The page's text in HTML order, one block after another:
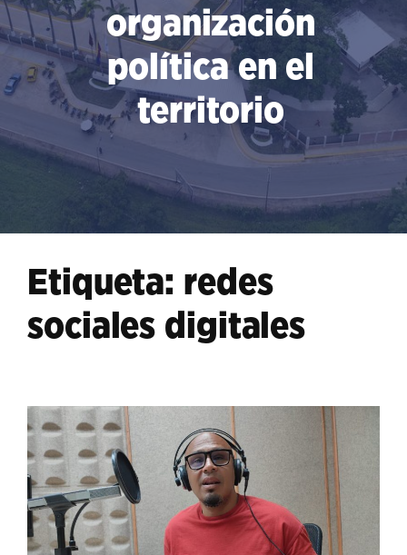
organización
política en el
territorio
Etiqueta: redes
sociales digitales